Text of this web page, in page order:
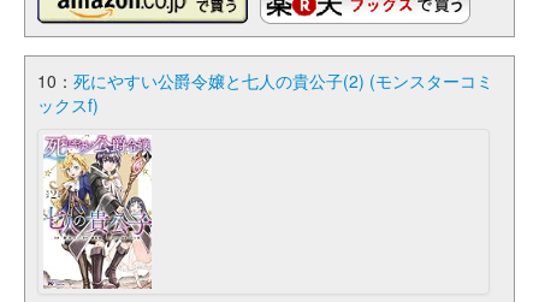
10： 死にやすい公爵令嬢と七人の貴公子(2) (モンスターコミ
ックスf)